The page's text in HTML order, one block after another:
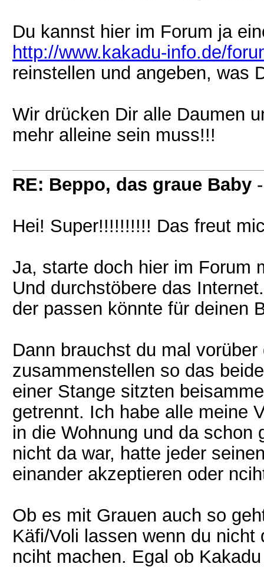
Du kannst hier im Forum ja
http://www.kakadu-info.de/
reinstellen und angeben, was
Wir drücken Dir alle Daumen
mehr alleine sein muss!!!
RE: Beppo, das graue Baby
Hei! Super!!!!!!!!!! Das freut
Ja, starte doch hier im Forum
Und durchstöbere das
der passen könnte für deinen
Dann brauchst du mal
zusammenstellen so das
einer Stange sitzten
getrennt. Ich habe alle meine
in die Wohnung und da schon
nicht da war, hatte jeder
einander akzeptieren oder
Ob es mit Grauen auch so
Käfi/Voli lassen wenn du
nciht machen. Egal ob